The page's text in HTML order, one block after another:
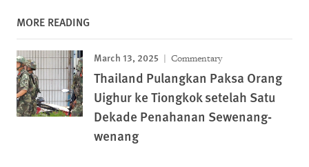
MORE READING
March 13, 2025 Commentary
Thailand Pulangkan Paksa Orang
Uighur ke Tiongkok setelah Satu
Dekade Penahanan Sewenang-
wenang